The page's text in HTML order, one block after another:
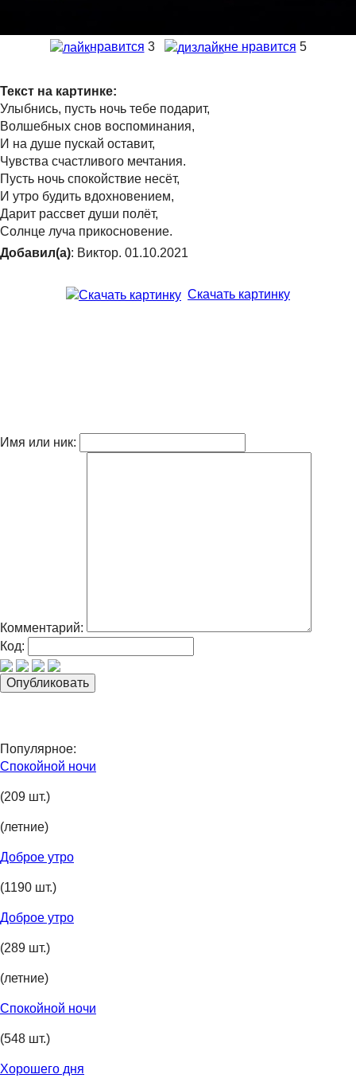
нравится 3 не нравится 5
Текст на картинке:
Улыбнись, пусть ночь тебе подарит,
Волшебных снов воспоминания,
И на душе пускай оставит,
Чувства счастливого мечтания.
Пусть ночь спокойствие несёт,
И утро будить вдохновением,
Дарит рассвет души полёт,
Солнце луча прикосновение.
Добавил(а): Виктор. 01.10.2021
Скачать картинку
Имя или ник:
Комментарий:
Код:
Популярное:
Спокойной ночи
(209 шт.)
(летние)
Доброе утро
(1190 шт.)
Доброе утро
(289 шт.)
(летние)
Спокойной ночи
(548 шт.)
Хорошего дня